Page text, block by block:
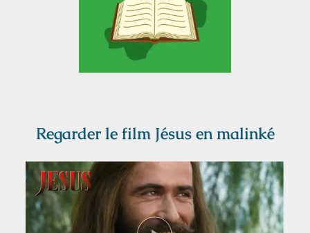
Regarder le film Jésus en malinké